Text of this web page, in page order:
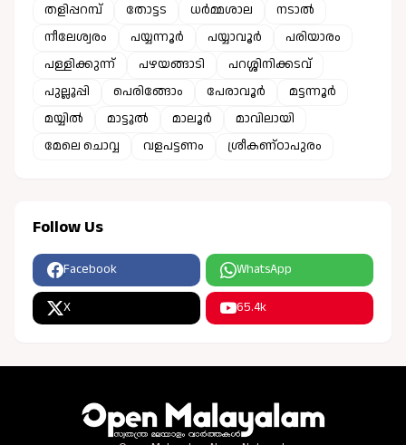
തളിപ്പറമ്പ്
തോട്ടട ധർമ്മശാല
നടാൽ
നീലേശ്വരം
പയ്യന്നൂർ പയ്യാവൂർ
പരിയാരം
പള്ളിക്കുന്ന്
പഴയങ്ങാടി
പറശ്ശിനിക്കടവ്
പുല്ലൂപ്പി
പെരിങ്ങോം പേരാവൂർ
മട്ടന്നൂർ
മയ്യിൽ
മാട്ടൂൽ മാലൂർ
മാവിലായി
മേലെ ചൊവ്വ
വളപട്ടണം ശ്രീകണ്ഠാപുരം
Follow Us
Facebook WhatsApp
X 65.4k